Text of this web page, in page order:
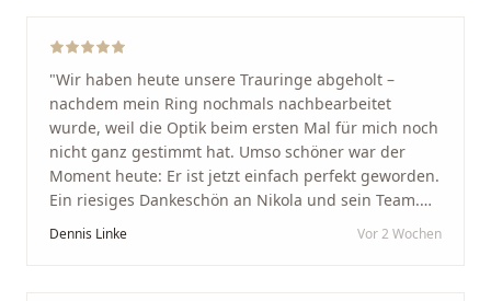
"Wir haben heute unsere Trauringe abgeholt –
nachdem mein Ring nochmals nachbearbeitet
wurde, weil die Optik beim ersten Mal für mich noch
nicht ganz gestimmt hat. Umso schöner war der
Moment heute: Er ist jetzt einfach perfekt geworden.
Ein riesiges Dankeschön an Nikola und sein Team.
Vom ersten Termin an wurden wir jedes Mal
Dennis Linke Vor 2 Wochen